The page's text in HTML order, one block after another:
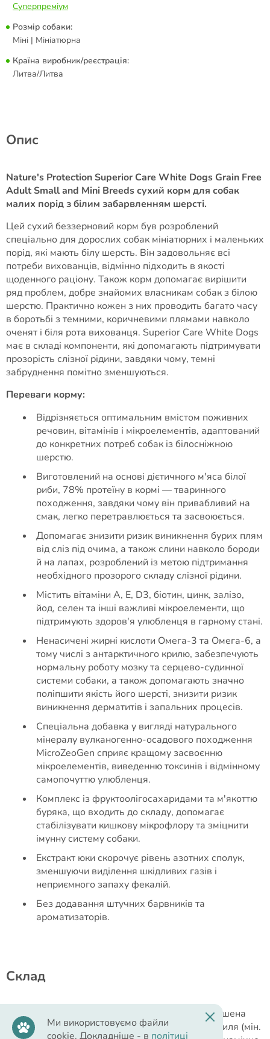
Суперпреміум
Розмір собаки:
Міні | Мініатюрна
Країна виробник/реєстрація:
Литва/Литва
Опис
Nature's Protection Superior Care White Dogs Grain Free
Adult Small and Mini Breeds сухий корм для собак
малих порід з білим забарвленням шерсті.
Цей сухий беззерновий корм був розроблений
спеціально для дорослих собак мініатюрних і маленьких
порід, які мають білу шерсть. Він задовольняє всі
потреби вихованців, відмінно підходить в якості
щоденного раціону. Також корм допомагає вирішити
ряд проблем, добре знайомих власникам собак з білою
шерстю. Практично кожен з них проводить багато часу
в боротьбі з темними, коричневими плямами навколо
оченят і біля рота вихованця. Superior Care White Dogs
має в складі компоненти, які допомагають підтримувати
прозорість слізної рідини, завдяки чому, темні
забруднення помітно зменшуються.
Переваги корму:
Відрізняється оптимальним вмістом поживних
речовин, вітамінів і мікроелементів, адаптований
до конкретних потреб собак із білосніжною
шерстю.
Виготовлений на основі дієтичного м'яса білої
риби, 78% протеїну в кормі — тваринного
походження, завдяки чому він привабливий на
смак, легко перетравлюється та засвоюється.
Допомагає знизити ризик виникнення бурих плям
від сліз під очима, а також слини навколо бороди
й на лапах, розроблений із метою підтримання
необхідного прозорого складу слізної рідини.
Містить вітаміни А, Е, D3, біотин, цинк, залізо,
йод, селен та інші важливі мікроелементи, що
підтримують здоров'я улюбленця в гарному стані.
Ненасичені жирні кислоти Омега-3 та Омега-6, а
тому числі з антарктичного крилю, забезпечують
нормальну роботу мозку та серцево-судинної
системи собаки, а також допомагають значно
поліпшити якість його шерсті, знизити ризик
виникнення дерматитів і запальних процесів.
Спеціальна добавка у вигляді натурального
мінералу вулканогенно-осадового походження
MicroZeoGen сприяє кращому засвоєнню
мікроелементів, виведенню токсинів і відмінному
самопочуттю улюбленця.
Комплекс із фруктоолігосахаридами та м'якоттю
буряка, що входить до складу, допомагає
стабілізувати кишкову мікрофлору та зміцнити
імунну систему собаки.
Екстракт юки скорочує рівень азотних сполук,
зменшуючи виділення шкідливих газів і
неприємного запаху фекалій.
Без додавання штучних барвників та
ароматизаторів.
Cклад
Склад:
біла риба 41% (сушена і подрібнена), сушена
картопля, батат, горох, жир птиці, борошно з криля (мін.
Ми використовуємо файли
cookie. Докладніше - в політиці